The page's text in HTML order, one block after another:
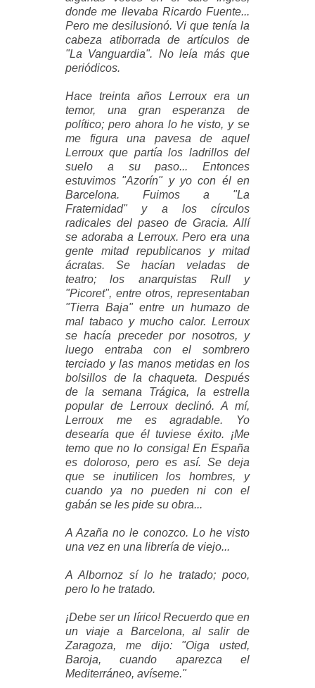
donde me llevaba Ricardo Fuente...
Pero me desilusionó. Vi que tenía la
cabeza atiborrada de artículos de
"La Vanguardia". No leía más que
periódicos.
Hace treinta años Lerroux era un
temor, una gran esperanza de
político; pero ahora lo he visto, y se
me figura una pavesa de aquel
Lerroux que partía los ladrillos del
suelo a su paso... Entonces
estuvimos "Azorín" y yo con él en
Barcelona. Fuimos a "La
Fraternidad" y a los círculos
radicales del paseo de Gracia. Allí
se adoraba a Lerroux. Pero era una
gente mitad republicanos y mitad
ácratas. Se hacían veladas de
teatro; los anarquistas Rull y
"Picoret", entre otros, representaban
"Tierra Baja" entre un humazo de
mal tabaco y mucho calor. Lerroux
se hacía preceder por nosotros, y
luego entraba con el sombrero
terciado y las manos metidas en los
bolsillos de la chaqueta. Después
de la semana
Trágica, la estrella
popular de Lerroux declinó. A mí,
Lerroux me es agradable. Yo
desearía que él tuviese éxito. ¡Me
temo que no lo consiga! En España
es doloroso, pero es así. Se deja
que se inutilicen los hombres, y
cuando ya no pueden ni con el
gabán se les pide su obra...
A Azaña no le conozco. Lo he visto
una vez en una librería de viejo...
A Albornoz sí lo he tratado; poco,
pero lo he tratado.
¡Debe ser un lírico! Recuerdo que en
un viaje a Barcelona, al salir de
Zaragoza, me dijo: "Oiga usted,
Baroja, cuando aparezca el
Mediterráneo, avíseme."